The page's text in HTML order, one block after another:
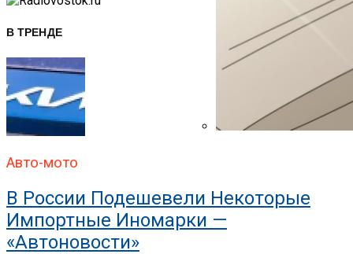
В ТРЕНДЕ
Авто-мото
В России Подешевели Некоторые
Импортные Иномарки —
«Автоновости»